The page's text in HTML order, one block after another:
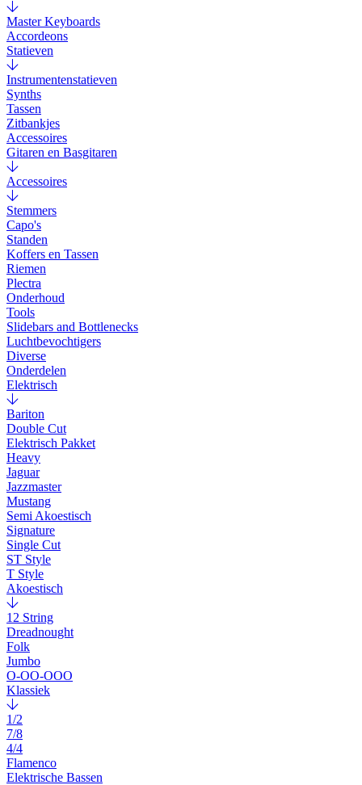
Master Keyboards
Accordeons
Statieven
Instrumentenstatieven
Synths
Tassen
Zitbankjes
Accessoires
Gitaren en Basgitaren
Accessoires
Stemmers
Capo's
Standen
Koffers en Tassen
Riemen
Plectra
Onderhoud
Tools
Slidebars and Bottlenecks
Luchtbevochtigers
Diverse
Onderdelen
Elektrisch
Bariton
Double Cut
Elektrisch Pakket
Heavy
Jaguar
Jazzmaster
Mustang
Semi Akoestisch
Signature
Single Cut
ST Style
T Style
Akoestisch
12 String
Dreadnought
Folk
Jumbo
O-OO-OOO
Klassiek
1/2
7/8
4/4
Flamenco
Elektrische Bassen